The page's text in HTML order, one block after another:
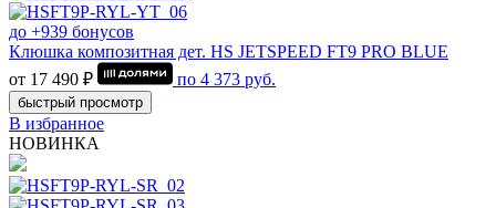
до +939 бонусов
Клюшка композитная дет. HS JETSPEED FT9 PRO BLUE
от 17 490 ₽
по 4 373 руб.
быстрый просмотр
В избранное
НОВИНКА